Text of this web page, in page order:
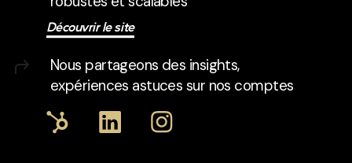
Découvrir le site
Nous partageons des insights,
expériences astuces sur nos comptes